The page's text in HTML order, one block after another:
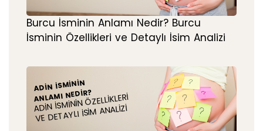
Burcu İsminin Anlamı Nedir? Burcu
İsminin Özellikleri ve Detaylı İsim Analizi
ADIN İSMININ
ANLAMI NEDIR?
ADIN İSMININ ÖZELLIKLERI
VE DETAYLI İSIM ANALIZI